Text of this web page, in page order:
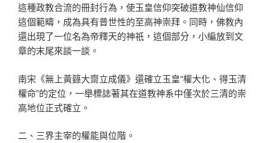
這種政教合流的冊封行為，使玉皇信仰突破道教神仙信仰
這個範疇，成為具有普世性的至高神崇拜。同時，佛教內
還出現了一位名為帝釋天的神祇，這個部分，小編放到文
章的末尾來談一談。
南宋《無上黃籙大齋立成儀》還確立玉皇“權大化、得玉清
權命”的定位，一舉標誌著其在道教神系中僅次於三清的崇
高地位正式確立。
二、三界主宰的權能與位階。